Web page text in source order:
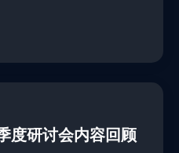
度研讨会内容回顾